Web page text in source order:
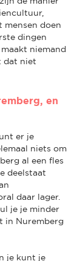
mensen doen
dingen
niemand
dat niet
en
er je
niets om
al een fles
deelstaat
daar lager.
je je minder
in Nuremberg
je kunt je